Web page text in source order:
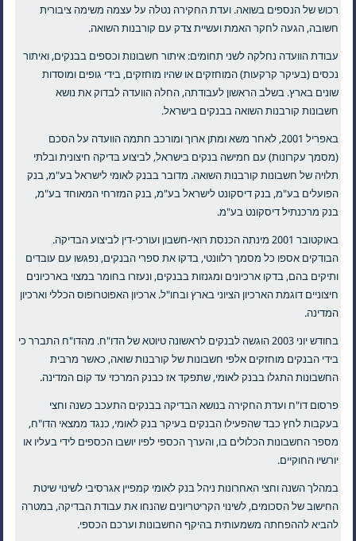
רכוש של הנספים בשואה. ועדת החקירה נטלה על עצמה משימה ציבורית
חשובה, הגעה לחקר האמת ועשיית צדק עם קורבנות השואה.
עבודת הוועדה נחלקה לשני תחומים: איתור חשבונות וכספים בבנקים, ואיתור
נכסים (בעיקר קרקעות) המוחזקים או שהיו מוחזקים, בידי גופים ומוסדות
שונים בארץ. בשלב הראשון לעבודתה, החלה הוועדה לבדוק את נושא
חשבונות קורבנות השואה בבנקים בישראל.
באפריל 2001, לאחר משא ומתן ארוך ומורכב חתמה הוועדה על הסכם
(מסמך עקרונות) עם חמישה בנקים בישראל, לביצוע בדיקה חיצונית ובלתי
תלויה של חשבונות קורבנות השואה. מדובר בבנק לאומי לישראל בע"מ, בנק
הפועלים בע"מ, בנק דיסקונט לישראל בע"מ, בנק המזרחי המאוחד בע"מ,
בנק מרכנתיל דיסקונט בע"מ.
באוקטובר 2001 מינתה הכנסת רואי-חשבון ועורכי-דין לביצוע הבדיקה.
הבודקים אספו כל מסמך רלוונטי, בדקו את ספרי הבנקים, נפגשו עם עובדים
ותיקים בהם, בדקו ארכיונים ומגנזות בבנקים, ונעזרו בחומר במצוי בארכיונים
חיצוניים דוגמת הארכיון הציוני בארץ ובחו"ל. ארכיון האפוטרופוס הכללי וארכיון
המדינה.
בחודש יוני 2003 הוגשה לבנקים לראשונה טיוטא של הדו"ח. מהדו"ח התברר כי
בידי הבנקים מוחזקים אלפי חשבונות של קורבנות שואה, כאשר מרבית
החשבונות התגלו בבנק לאומי, שתפקד אז כבנק המרכזי עד קום המדינה.
פרסום דו"ח ועדת החקירה בנושא הבדיקה בבנקים התעכב כשנה וחצי
בעקבות לחץ כבד שהפעילו הבנקים בעיקר בנק לאומי, כנגד ממצאי הדו"ח,
מספר החשבונות הכלולים בו, והערך הכספי לפיו יושבו הכספים לידי בעליו או
יורשיו החוקיים.
במהלך השנה וחצי האחרונות ניהל בנק לאומי קמפיין אגרסיבי לשינוי שיטת
החישוב של הסכומים, לשינוי הקריטריונים שהנחו את עבודת הבדיקה, במטרה
להביא לההפחתה משמעותית בהיקף החשבונות וערכם הכספי.